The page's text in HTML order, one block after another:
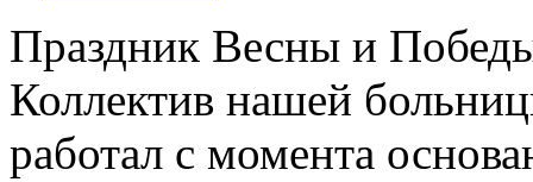
Праздник Весны и
Коллектив нашей
работал с момента